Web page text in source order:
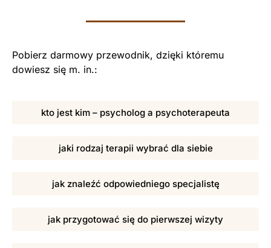
Pobierz darmowy przewodnik, dzięki któremu
dowiesz się m. in.:
kto jest kim – psycholog a psychoterapeuta
jaki rodzaj terapii wybrać dla siebie
jak znaleźć odpowiedniego specjalistę
jak przygotować się do pierwszej wizyty